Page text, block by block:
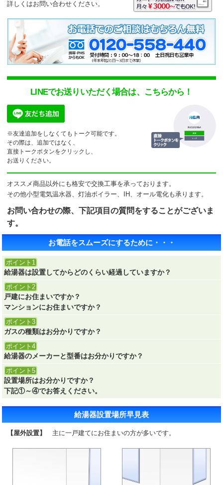
詳しくはお問い合わせください。
LINEでお送りいただく場合は、こちらから！
※友達追加をしなくてもトーク可能です。
その際は、追加ではなく、
直接トークボタンをクリックし、
お送りください。
オススメ商品以外にも格安で交換工事を承っております。
その他小型電気温水器、灯油ボイラー、IH、オール電化も承ります。
お問い合わせの際、下記項目の質問をすることがございま
す。
お電話をスムーズにするために・・・
ポイント1
給湯器は設置してからどのくらい経過していますか？
ポイント2
戸建にお住まいですか？
マンションにお住まいですか？
ポイント3
ガスの種類はお分かりですか？
ポイント4
給湯器のメーカーと型番はお分かりですか？
ポイント5
設置場所はお分かりですか？
下記①～④でお答えください。
給湯器設置場所早見表
【屋外設置】 主に一戸建てにお住まいの方が多いです。